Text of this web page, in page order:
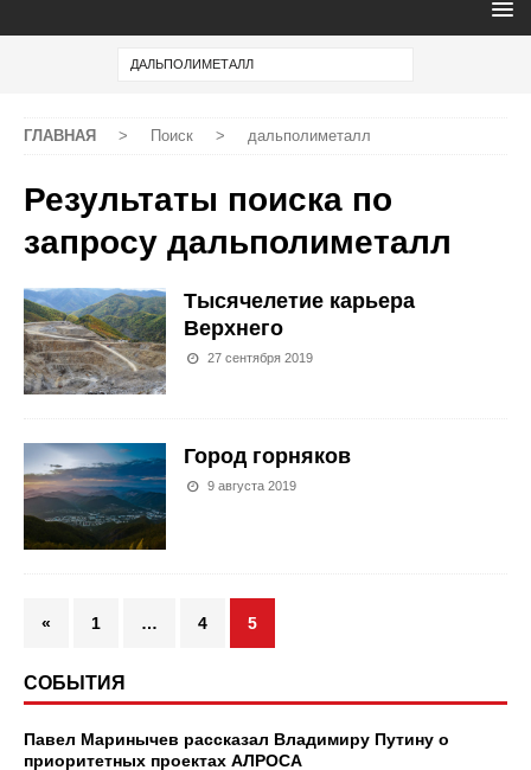
ГЛАВНАЯ > Поиск > дальполиметалл
Результаты поиска по
запросу дальполиметалл
Тысячелетие карьера
Верхнего
27 сентября 2019
Город горняков
9 августа 2019
« 1 … 4 5
СОБЫТИЯ
Павел Маринычев рассказал Владимиру Путину о
приоритетных проектах АЛРОСА